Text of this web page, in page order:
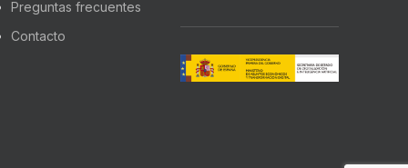
Preguntas frecuentes
Contacto